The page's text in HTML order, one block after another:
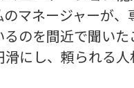
マネージャーが、
のを間近で聞い
にし、頼られる